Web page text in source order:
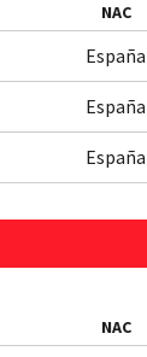
NAC
España
España
España
NAC